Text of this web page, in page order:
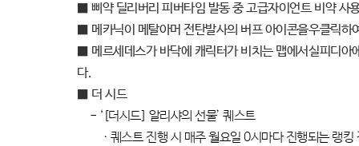
■ 삐약 딜리버리 피버타임 발동 중 고급자이언트 비약 사
■ 메카닉이 메탈아머 전탄발사의 버프 아이콘을우클릭하
■ 메르세데스가 바닥에 캐릭터가 비치는 맵에서실피디
다.
■ 더 시드
- ‘[더시드] 알리샤의 선물’퀘스트
· 퀘스트 진행 시 매주 월요일 0시마다 진행되는 랭킹